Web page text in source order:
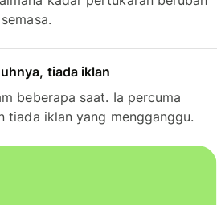
tiada iklan
beberapa saat. Ia percuma
tiada iklan yang mengganggu.